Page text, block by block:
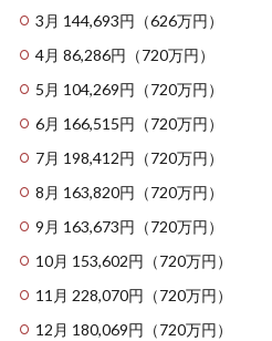
3月 144,693円（626万円）
4月 86,286円（720万円）
5月 104,269円（720万円）
6月 166,515円（720万円）
7月 198,412円（720万円）
8月 163,820円（720万円）
9月 163,673円（720万円）
10月 153,602円（720万円）
11月 228,070円（720万円）
12月 180,069円（720万円）